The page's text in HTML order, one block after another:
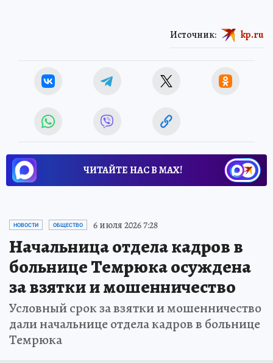
Источник: kp.ru
ЧИТАЙТЕ НАС В МАХ!
НОВОСТИ ОБЩЕСТВО 6 июля 2026 7:28
Начальница отдела кадров в
больнице Темрюка осуждена
за взятки и мошенничество
Условный срок за взятки и мошенничество
дали начальнице отдела кадров в больнице
Темрюка